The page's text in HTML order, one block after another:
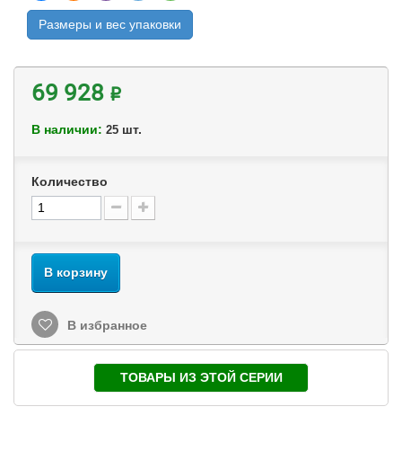
Размеры и вес упаковки
69 928 ₽
В наличии: 25 шт.
Количество
В корзину
В избранное
ТОВАРЫ ИЗ ЭТОЙ СЕРИИ